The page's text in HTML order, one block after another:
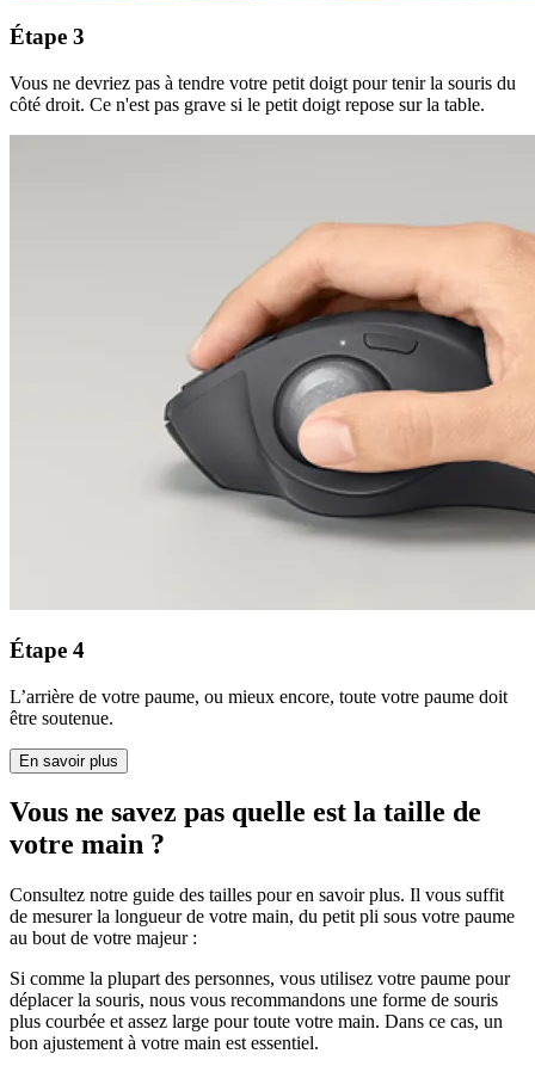
Étape 3
Vous ne devriez pas à tendre votre petit doigt pour tenir la souris du
côté droit. Ce n'est pas grave si le petit doigt repose sur la table.
Étape 4
L’arrière de votre paume, ou mieux encore, toute votre paume doit
être soutenue.
En savoir plus
Vous ne savez pas quelle est la taille de
votre main ?
Consultez notre guide des tailles pour en savoir plus. Il vous suffit
de mesurer la longueur de votre main, du petit pli sous votre paume
au bout de votre majeur :
Si comme la plupart des personnes, vous utilisez votre paume pour
déplacer la souris, nous vous recommandons une forme de souris
plus courbée et assez large pour toute votre main. Dans ce cas, un
bon ajustement à votre main est essentiel.